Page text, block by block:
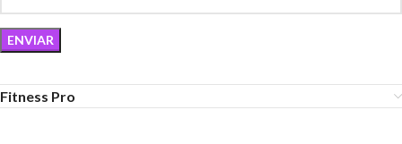
Fitness Pro